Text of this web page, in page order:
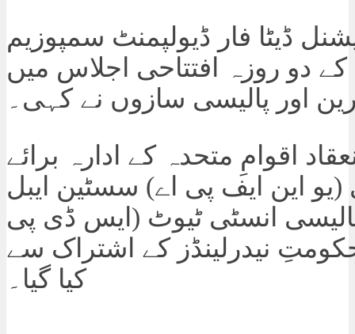
ڈیٹا فار ڈیولپمنٹ سمپوزیم
2025 کے دو روزہ افتتاحی اجلاس میں
اور پالیسی سازوں نے کہی۔
اقوامِ متحدہ کے ادارہ برائے
(یو این ایف پی اے) سسٹین ایبل
انسٹی ٹیوٹ (ایس ڈی پی
نیدرلینڈز کے اشتراک سے
کیا گیا۔